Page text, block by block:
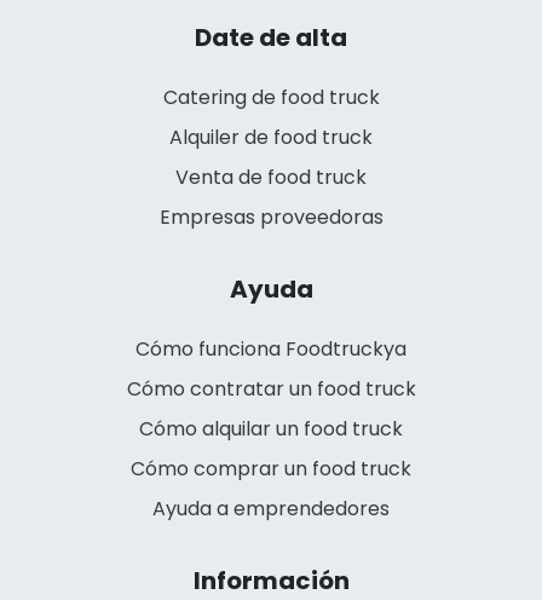
Date de alta
Catering de food truck
Alquiler de food truck
Venta de food truck
Empresas proveedoras
Ayuda
Cómo funciona Foodtruckya
Cómo contratar un food truck
Cómo alquilar un food truck
Cómo comprar un food truck
Ayuda a emprendedores
Información